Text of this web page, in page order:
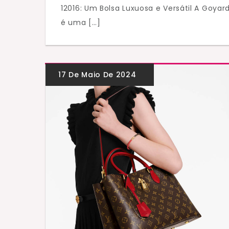
12016: Um Bolsa Luxuosa e Versátil A
é uma […]